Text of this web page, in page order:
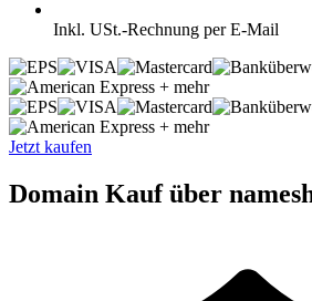
Inkl. USt.-Rechnung per E-Mail
+ mehr
+ mehr
Jetzt kaufen
Domain Kauf über